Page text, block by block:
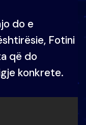
do e
Fotini
që do
konkrete.